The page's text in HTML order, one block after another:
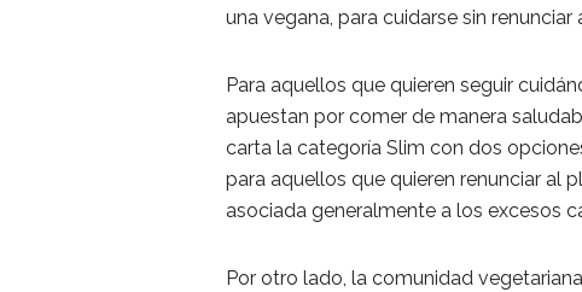
una vegana, para cuidarse sin
Para aquellos que quieren seguir
apuestan por comer de manera
carta la categoría Slim con dos
para aquellos que quieren renunciar al
asociada generalmente a los excesos
Por otro lado, la comunidad